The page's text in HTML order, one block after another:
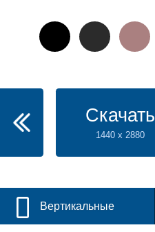
Скачать
1440 x 2880
Вертикальные